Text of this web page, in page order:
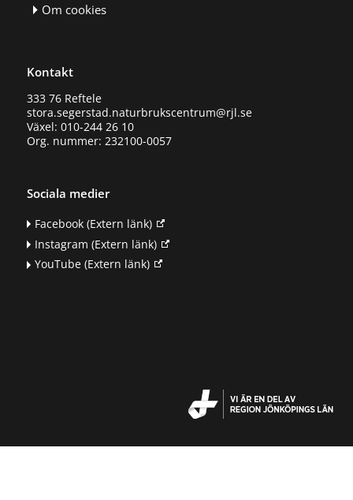
Om cookies
Kontakt
333 76 Reftele
stora.segerstad.naturbrukscentrum@rjl.se
Växel: 010-244 26 10
Org. nummer: 232100-0057
Sociala medier
Facebook(Extern länk)
Instagram (Extern länk)
YouTube(Extern länk)